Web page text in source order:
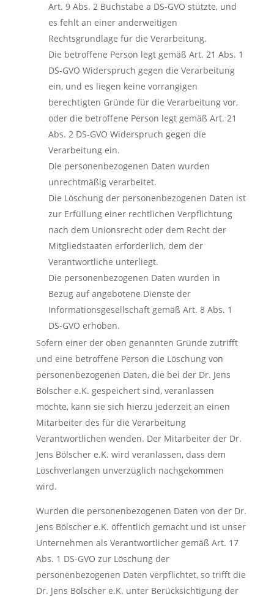
Art. 9 Abs. 2 Buchstabe a DS-GVO stützte, und
es fehlt an einer anderweitigen
Rechtsgrundlage für die Verarbeitung.
Die betroffene Person legt gemäß Art. 21 Abs. 1
DS-GVO Widerspruch gegen die Verarbeitung
ein, und es liegen keine vorrangigen
berechtigten Gründe für die Verarbeitung vor,
oder die betroffene Person legt gemäß Art. 21
Abs. 2 DS-GVO Widerspruch gegen die
Verarbeitung ein.
Die personenbezogenen Daten wurden
unrechtmäßig verarbeitet.
Die Löschung der personenbezogenen Daten ist
zur Erfüllung einer rechtlichen Verpflichtung
nach dem Unionsrecht oder dem Recht der
Mitgliedstaaten erforderlich, dem der
Verantwortliche unterliegt.
Die personenbezogenen Daten wurden in
Bezug auf angebotene Dienste der
Informationsgesellschaft gemäß Art. 8 Abs. 1
DS-GVO erhoben.
Sofern einer der oben genannten Gründe zutrifft
und eine betroffene Person die Löschung von
personenbezogenen Daten, die bei der Dr. Jens
Bölscher e.K. gespeichert sind, veranlassen
möchte, kann sie sich hierzu jederzeit an einen
Mitarbeiter des für die Verarbeitung
Verantwortlichen wenden. Der Mitarbeiter der Dr.
Jens Bölscher e.K. wird veranlassen, dass dem
Löschverlangen unverzüglich nachgekommen
wird.
Wurden die personenbezogenen Daten von der Dr.
Jens Bölscher e.K. öffentlich gemacht und ist unser
Unternehmen als Verantwortlicher gemäß Art. 17
Abs. 1 DS-GVO zur Löschung der
personenbezogenen Daten verpflichtet, so trifft die
Dr. Jens Bölscher e.K. unter Berücksichtigung der